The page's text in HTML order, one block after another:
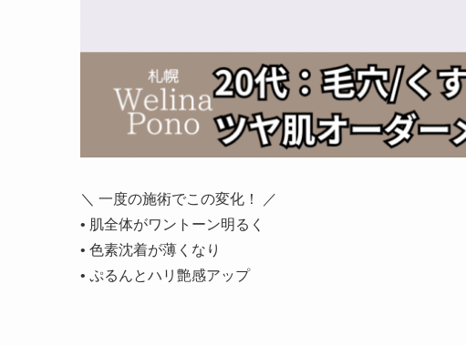
＼ 一度の施術でこの変化！ ／
• 肌全体がワントーン明るく
• 色素沈着が薄くなり
• ぷるんとハリ艶感アップ